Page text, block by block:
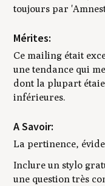
toujours par
Mérites:
Ce mailing était
une tendance qui
dont la plupart
inférieures.
A Savoir:
La pertinence,
Inclure un stylo
une question très